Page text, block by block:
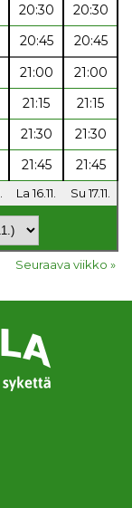
20:30
20:30
20:45
20:45
21:00
21:00
21:15
21:15
21:30
21:30
21:45 21:45
La 16.11. Su 17.11.
Seuraava viikko »